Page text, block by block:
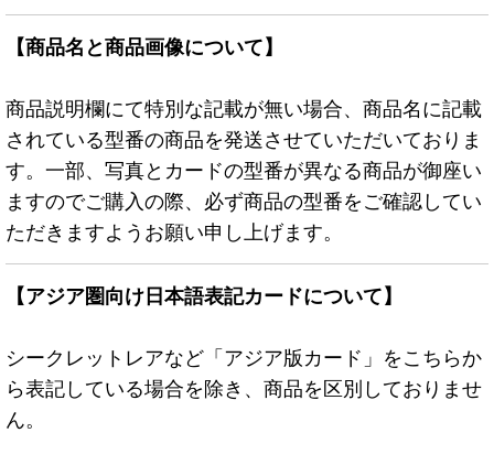
【商品名と商品画像について】
商品説明欄にて特別な記載が無い場合、商品名に記載
されている型番の商品を発送させていただいておりま
す。一部、写真とカードの型番が異なる商品が御座い
ますのでご購入の際、必ず商品の型番をご確認してい
ただきますようお願い申し上げます。
【アジア圏向け日本語表記カードについて】
シークレットレアなど「アジア版カード」をこちらか
ら表記している場合を除き、商品を区別しておりませ
ん。